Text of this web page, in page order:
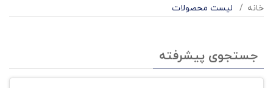
خانه لیست محصولات
جستجوی پیشرفته